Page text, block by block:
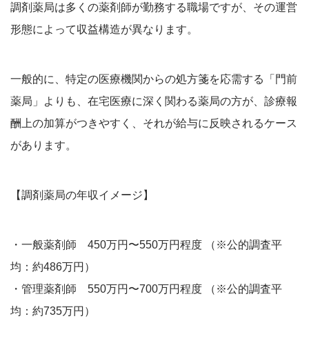
調剤薬局は多くの薬剤師が勤務する職場ですが、その運営
形態によって収益構造が異なります。
一般的に、特定の医療機関からの処方箋を応需する「門前
薬局」よりも、在宅医療に深く関わる薬局の方が、診療報
酬上の加算がつきやすく、それが給与に反映されるケース
があります。
【調剤薬局の年収イメージ】
・一般薬剤師 450万円〜550万円程度 （※公的調査平
均：約486万円）
・管理薬剤師 550万円〜700万円程度 （※公的調査平
均：約735万円）